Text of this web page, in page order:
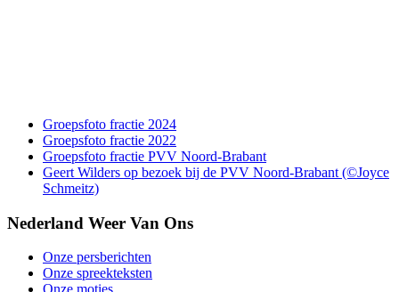
Groepsfoto fractie 2024
Groepsfoto fractie 2022
Groepsfoto fractie PVV Noord-Brabant
Geert Wilders op bezoek bij de PVV Noord-Brabant (©Joyce
Schmeitz)
Nederland Weer Van Ons
Onze persberichten
Onze spreekteksten